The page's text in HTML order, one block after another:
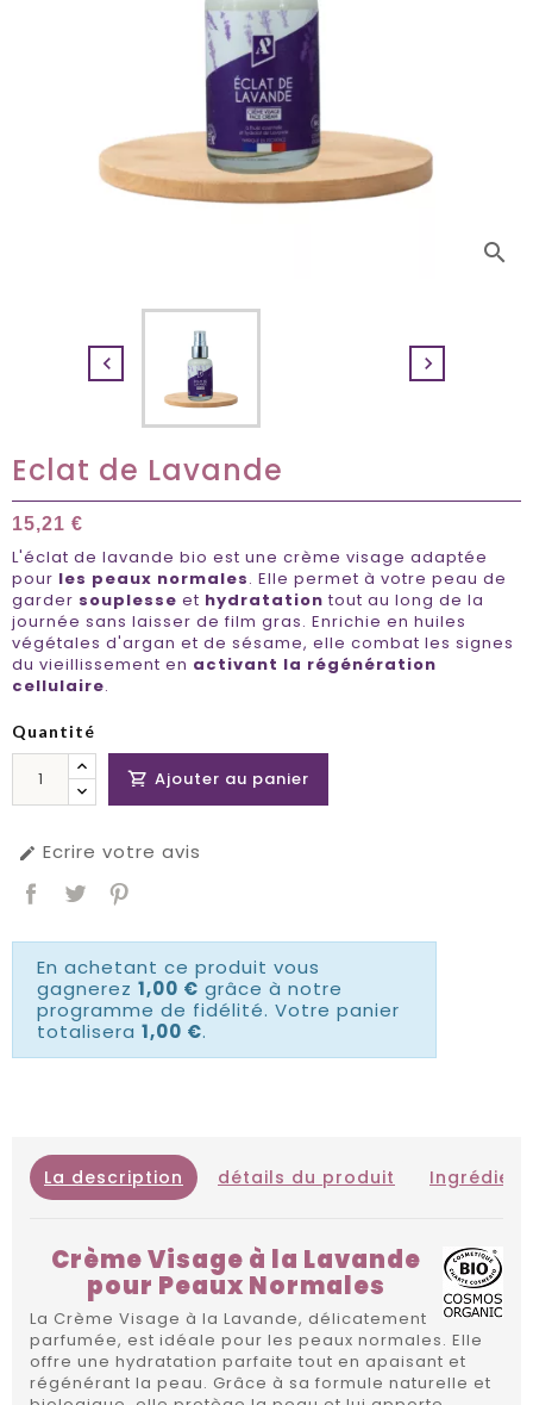
search
 
Eclat de Lavande
15,21 €
L'éclat de lavande bio est une crème visage adaptée
pour les peaux normales. Elle permet à votre peau de
garder souplesse et hydratation tout au long de la
journée sans laisser de film gras. Enrichie en huiles
végétales d'argan et de sésame, elle combat les signes
du vieillissement en activant la régénération
cellulaire.
Quantité
 Ajouter au panier
 Ecrire votre avis
En achetant ce produit vous
gagnerez 1,00 € grâce à notre
programme de fidélité. Votre panier
totalisera 1,00 €.
La description détails du produit
Crème Visage à la Lavande
pour Peaux Normales
La Crème Visage à la Lavande, délicatement
parfumée, est idéale pour les peaux normales. Elle
offre une hydratation parfaite tout en apaisant et
régénérant la peau. Grâce à sa formule naturelle et